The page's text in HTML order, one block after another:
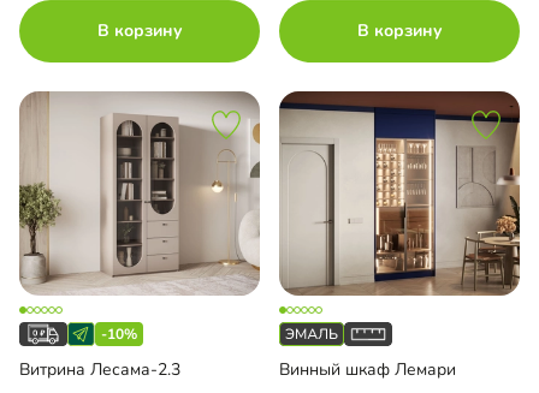
В корзину В корзину
-10%
Витрина Лесама-2.3 Винный шкаф Лемари